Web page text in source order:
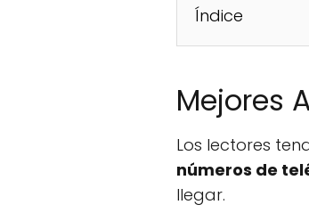
Índice
Mejores
Los lectores
números de
llegar.